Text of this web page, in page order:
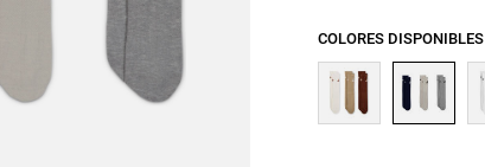
COLORES DISPONIBLES